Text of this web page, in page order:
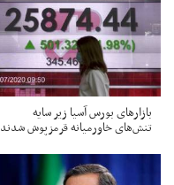
بازارهای بورس آسیا زیر سایه
تنش‌های خاورمیانه قرمزپوش شدند